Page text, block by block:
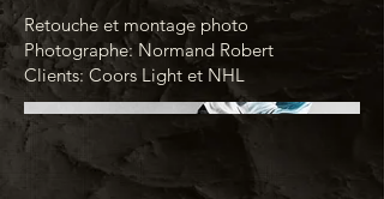
Retouche et montage photo
Photographe: Normand Robert
Clients: Coors Light et NHL